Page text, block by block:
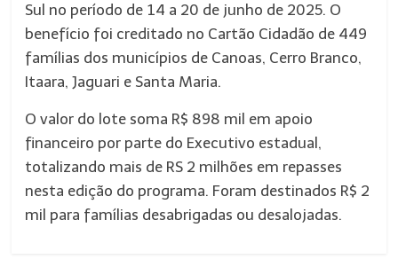
Sul no período de 14 a 20 de junho de 2025. O
benefício foi creditado no Cartão Cidadão de 449
famílias dos municípios de Canoas, Cerro Branco,
Itaara, Jaguari e Santa Maria.
O valor do lote soma R$ 898 mil em apoio
financeiro por parte do Executivo estadual,
totalizando mais de RS 2 milhões em repasses
nesta edição do programa. Foram destinados R$ 2
mil para famílias desabrigadas ou desalojadas.